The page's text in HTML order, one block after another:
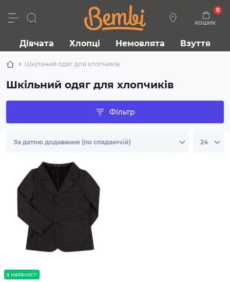
кошик
0
Дівчата Хлопці Немовлята Взуття
Шкільний одяг для хлопчиків
Шкільний одяг для хлопчиків
Фільтр
в наявності